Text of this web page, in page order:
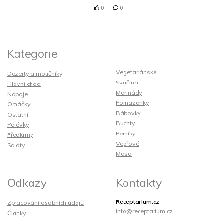
0 0
Kategorie
Dezerty a moučníky
Hlavní chod
Nápoje
Omáčky
Ostatní
Polévky
Předkrmy
Saláty
Vegetariánské
Svačina
Marinády
Pomazánky
Bábovky
Buchty
Perníky
Vepřové
Maso
Odkazy
Zpracování osobních údajů
Články
Kontakty
Receptarium.cz
info@receptarium.cz